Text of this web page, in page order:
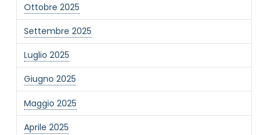
Ottobre 2025
Settembre 2025
Luglio 2025
Giugno 2025
Maggio 2025
Aprile 2025